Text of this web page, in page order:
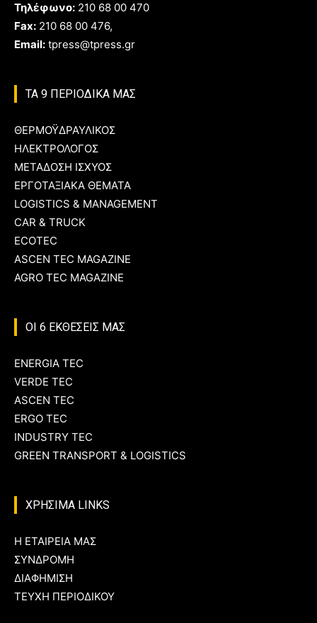
Τηλέφωνο: 210 68 00 470
Fax: 210 68 00 476,
Email: tpress@tpress.gr
ΤΑ 9 ΠΕΡΙΟΔΙΚΑ ΜΑΣ
ΘΕΡΜΟΫΔΡΑΥΛΙΚΟΣ
ΗΛΕΚΤΡΟΛΟΓΟΣ
ΜΕΤΑΔΟΣΗ ΙΣΧΥΟΣ
ΕΡΓΟΤΑΞΙΑΚΑ ΘΕΜΑΤΑ
LOGISTICS & MANAGEMENT
CAR & TRUCK
ECOTEC
ASCEN TEC MAGAZINE
AGRO TEC MAGAZINE
ΟΙ 6 ΕΚΘΕΣΕΙΣ ΜΑΣ
ENERGIA TEC
VERDE TEC
ASCEN TEC
ERGO TEC
INDUSTRY TEC
GREEN TRANSPORT & LOGISTICS
ΧΡΗΣΙΜΑ LINKS
Η ΕΤΑΙΡΕΙΑ ΜΑΣ
ΣΥΝΔΡΟΜΗ
ΔΙΑΦΗΜΙΣΗ
ΤΕΥΧΗ ΠΕΡΙΟΔΙΚΟΥ